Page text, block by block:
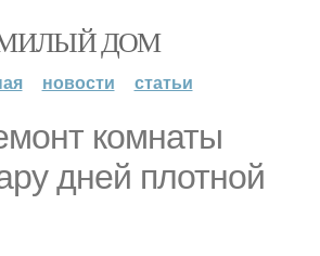
ДОМ
новости статьи
комнаты
дней плотной